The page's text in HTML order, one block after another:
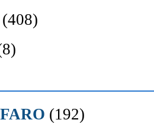
(408)
(192)